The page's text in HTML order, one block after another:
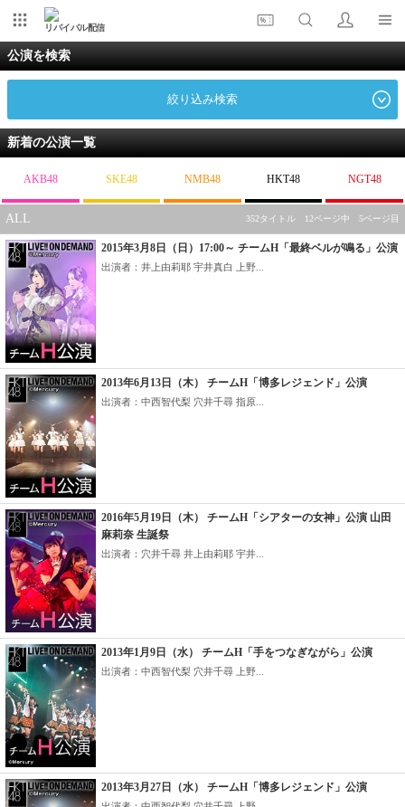
リバイバル配信
公演を検索
絞り込み検索
新着の公演一覧
AKB48 SKE48 NMB48 HKT48 NGT48
ALL 352タイトル 12ページ中 5ページ目
2015年3月8日（日）17:00～ チームH「最終ベルが鳴る」公演
出演者：井上由莉耶 宇井真白 上野...
2013年6月13日（木） チームH「博多レジェンド」公演
出演者：中西智代梨 穴井千尋 指原...
2016年5月19日（木） チームH「シアターの女神」公演 山田
麻莉奈 生誕祭
出演者：穴井千尋 井上由莉耶 宇井...
2013年1月9日（水） チームH「手をつなぎながら」公演
出演者：中西智代梨 穴井千尋 上野...
2013年3月27日（水） チームH「博多レジェンド」公演